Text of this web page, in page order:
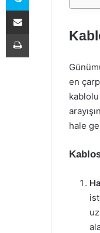
en
kablolu
hale
E-Posta ile paylaş